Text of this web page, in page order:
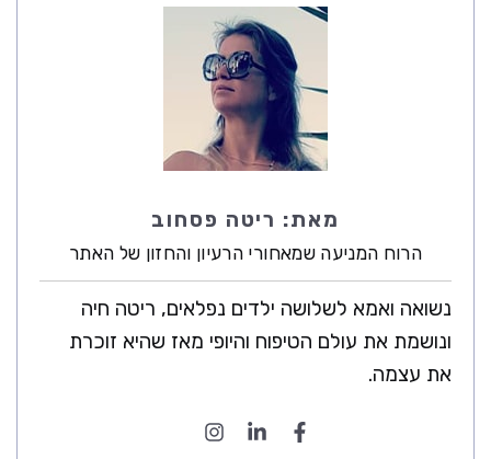
מאת: ריטה פסחוב
הרוח המניעה שמאחורי הרעיון והחזון של האתר
נשואה ואמא לשלושה ילדים נפלאים, ריטה חיה
ונושמת את עולם הטיפוח והיופי מאז שהיא זוכרת
את עצמה.